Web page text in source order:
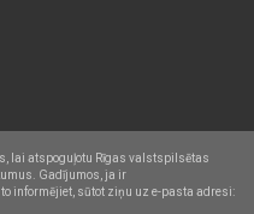
lai atspoguļotu Rīgas valstspilsētas
Gadījumos, ja ir
informējiet, sūtot ziņu uz e-pasta adresi: